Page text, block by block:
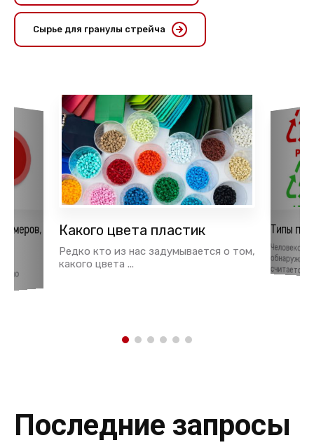
Сырье для гранулы стрейча
Какого цвета пластик
Редко кто из нас задумывается о том,
какого цвета ...
Типы
обнаружил
считается ...
Последние запросы